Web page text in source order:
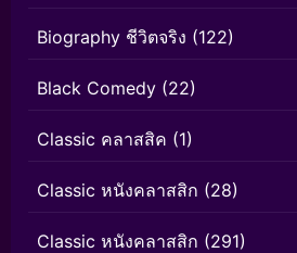
Biography ชีวิตจริง (122)
Black Comedy (22)
Classic คลาสสิค (1)
Classic หนังคลาสสิก (28)
Classic หนังคลาสสิก (291)